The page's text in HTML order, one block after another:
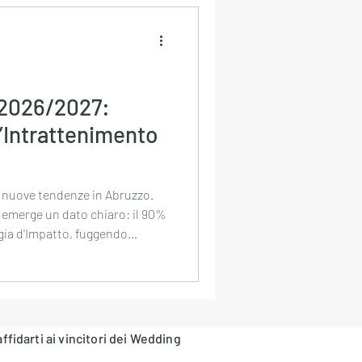
2027:
tendenze in Abruzzo.
un dato chiaro: il 90%
d'Impatto, fuggendo
visione in una realtà
ai vincitori dei Wedding